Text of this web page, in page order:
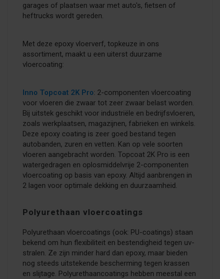
garages of plaatsen waar met auto's, fietsen of
heftrucks wordt gereden.
Met deze epoxy vloerverf, topkeuze in ons
assortiment, maakt u een uiterst duurzame
vloercoating:
Inno Topcoat 2K Pro: 2-componenten vloercoating
voor vloeren die zwaar tot zeer zwaar belast worden.
Bij uitstek geschikt voor industriële en bedrijfsvloeren,
zoals werkplaatsen, magazijnen, fabrieken en winkels.
Deze epoxy coating is zeer goed bestand tegen
autobanden, zuren en vetten. Kan op vele soorten
vloeren aangebracht worden. Topcoat 2K Pro is een
watergedragen en oplosmiddelvrije 2-componenten
vloercoating op basis van epoxy. Altijd aanbrengen in
2 lagen voor optimale dekking en duurzaamheid.
Polyurethaan vloercoatings
Polyurethaan vloercoatings (ook: PU-coatings) staan
bekend om hun flexibiliteit en bestendigheid tegen uv-
stralen. Ze zijn minder hard dan epoxy, maar bieden
nog steeds uitstekende bescherming tegen krassen
en slijtage. Polyurethaancoatings hebben meestal een